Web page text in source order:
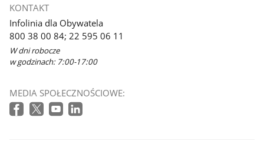
KONTAKT
Infolinia dla Obywatela
800 38 00 84; 22 595 06 11
W dni robocze
w godzinach: 7:00-17:00
MEDIA SPOŁECZNOŚCIOWE: